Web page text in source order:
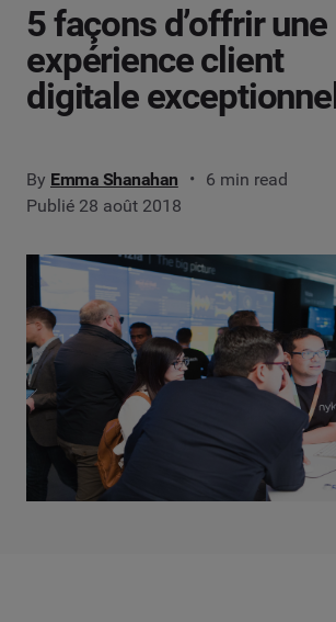
5 façons d’offrir une
expérience client
digitale
By Emma Shanahan
6 min read
Publié 28 août 2018